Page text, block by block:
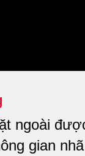
ngoài
gian nhã